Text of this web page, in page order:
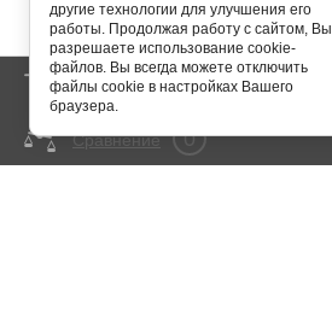
Корзина 0 пусто
Сравнение 0
другие технологии для улучшения его
работы. Продолжая работу с сайтом, Вы
разрешаете использование cookie-
файлов. Вы всегда можете отключить
файлы cookie в настройках Вашего
браузера.